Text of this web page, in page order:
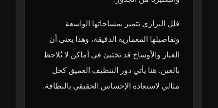
فلل البراري تتميز بمساحاتها الواسعة
وتفاصيلها المعمارية الدقيقة، وهذا يعني أن
الغبار والأوساخ قد تختبئ في أماكن لا تُلاحظ
بالعين. هنا يأتي دور التنظيف العميق كحل
مثالي لاستعادة الإحساس الحقيقي بالنظافة.